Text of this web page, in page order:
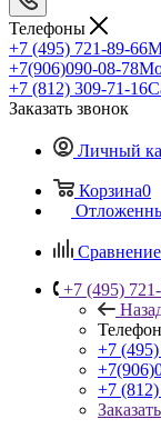
Телефоны
+7 (495) 721-89-66
+7(906)090-08-78
+7 (812) 309-71-16
Заказать звонок
Личный
Корзина0
+7 (495)
+7
+7